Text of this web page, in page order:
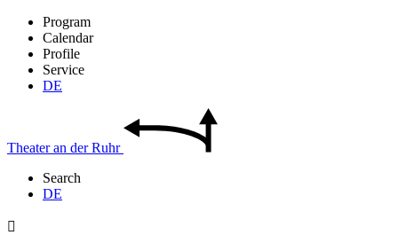
Program
Calendar
Profile
Service
DE
Theateran derRuhr
Search
DE
